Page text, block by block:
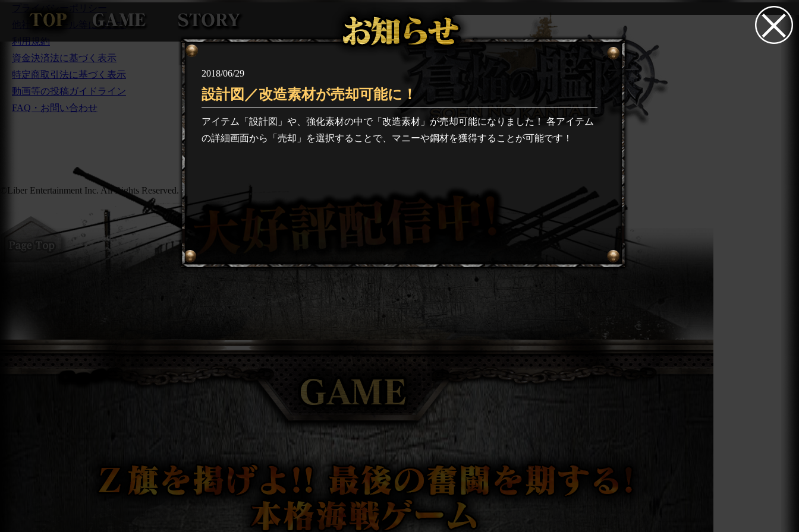
2018/06/29
設計図／改造素材が売却可能に！
アイテム「設計図」や、強化素材の中で「改造素材」が売却可能になりました！ 各アイテム
の詳細画面から「売却」を選択することで、マニーや鋼材を獲得することが可能です！
他社モジュール等について
利用規約
資金決済法に基づく表示
特定商取引法に基づく表示
動画等の投稿ガイドライン
FAQ・お問い合わせ
©Liber Entertainment Inc. All Rights Reserved.